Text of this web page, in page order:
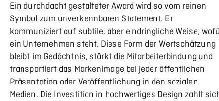
Ein durchdacht gestalteter Award wird so vom reinen
Symbol zum unverkennbaren Statement. Er
kommuniziert auf subtile, aber eindringliche Weise,
ein Unternehmen steht. Diese Form der Wertschätzung
bleibt im Gedächtnis, stärkt die Mitarbeiterbindung und
transportiert das Markenimage bei jeder öffentlichen
Präsentation oder Veröffentlichung in den sozialen
Medien. Die Investition in hochwertiges Design zahlt